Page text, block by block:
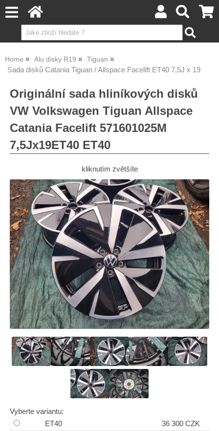
Home Alu disky R19 Tiguan
Sada disků Catania Tiguan / Allspace Facelift ET40 7,5J x 19
Originální sada hliníkových disků
VW Volkswagen Tiguan Allspace
Catania Facelift 571601025M
7,5Jx19ET40 ET40
kliknutím zvětšíte
Vyberte variantu:
ET40
36 300 CZK